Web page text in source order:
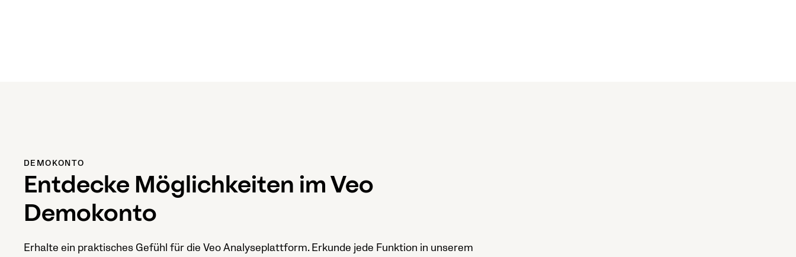
DEMOKONTO
Entdecke Möglichkeiten im Veo
Demokonto
Erhalte ein praktisches Gefühl für die Veo Analyseplattform. Erkunde jede Funktion in unserem